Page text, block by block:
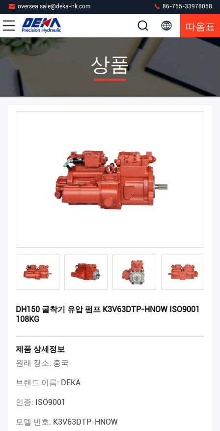
oversea.sale@deka-hk.com 86-755-33978058
따옴표
상품
DH150 굴착기 유압 펌프 K3V63DTP-HNOW ISO9001
108KG
제품 상세정보
원래 장소: 중국
브랜드 이름: DEKA
인증: ISO9001
모델 번호: K3V63DTP-HNOW